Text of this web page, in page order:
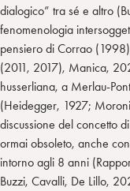
dialogico” tra sé e altro
fenomenologia
pensiero di Corrao
(2011, 2017), Manica,
husserliana, a Merlau-
(Heidegger, 1927;
discussione del concetto
ormai obsoleto, anche
intorno agli 8 anni
Buzzi, Cavalli, De Lillo,